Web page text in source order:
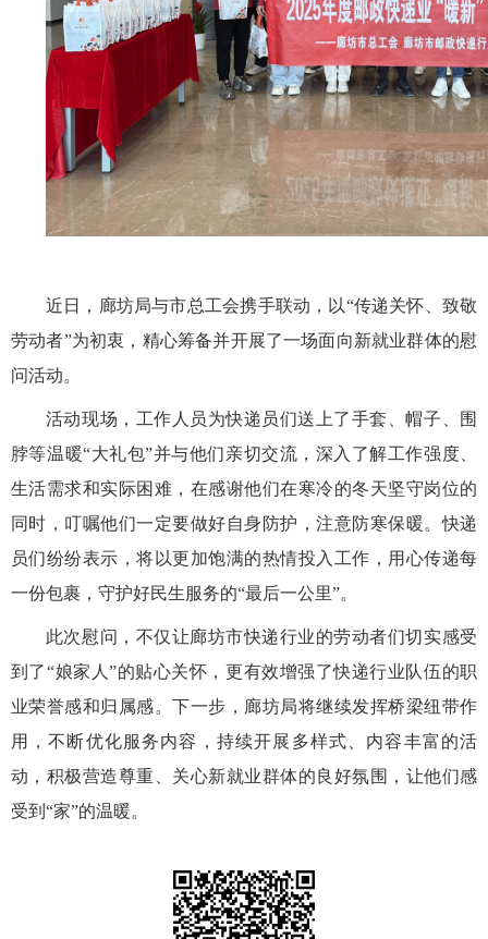
近日 ， 廊坊局与市总工会携手联动，以“传递关怀、致敬
劳动者”为初衷，精心筹备并开展了一场面向新就业群体的慰
问活动。
活动现场，工作人员为快递员们送上了手套、帽子、围
脖等温暖“大礼包”并与他们亲切交流，深入了解工作强度、
生活需求和实际困难 ， 在感谢他们在寒冷的冬天坚守岗位的
同时 ，叮嘱他们一定要做好自身防护，注意防寒保暖。快递
员们纷纷表示，将以更加饱满的热情投入工作，用心传递每
一份包裹，守护好民生服务的“最后一公里”。
此次慰问
，不仅让廊坊市快递行业的劳动者们切实感受
到了“娘家人”的贴心关怀，更有效增强了快递行业队伍的职
业荣誉感和归属感。
下一步， 廊坊局将继续发挥桥梁纽带作
用，不断优化服务内容，持续开展多样式、内容丰富的活
动，积极营造尊重、关心新就业群体的良好氛围，让他们感
受到“家”的温暖。